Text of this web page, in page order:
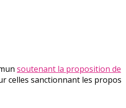
soutenant la proposition de
celles sanctionnant les propos